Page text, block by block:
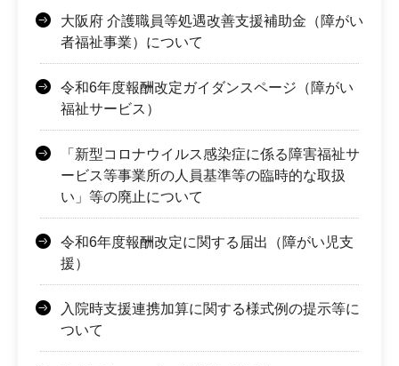
大阪府 介護職員等処遇改善支援補助金（障がい
者福祉事業）について
令和6年度報酬改定ガイダンスページ（障がい
福祉サービス）
「新型コロナウイルス感染症に係る障害福祉サ
ービス等事業所の人員基準等の臨時的な取扱
い」等の廃止について
令和6年度報酬改定に関する届出（障がい児支
援）
入院時支援連携加算に関する様式例の提示等に
ついて